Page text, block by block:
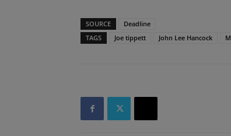
SOURCE
Deadline
TAGS
Joe tippett John Lee Hancock